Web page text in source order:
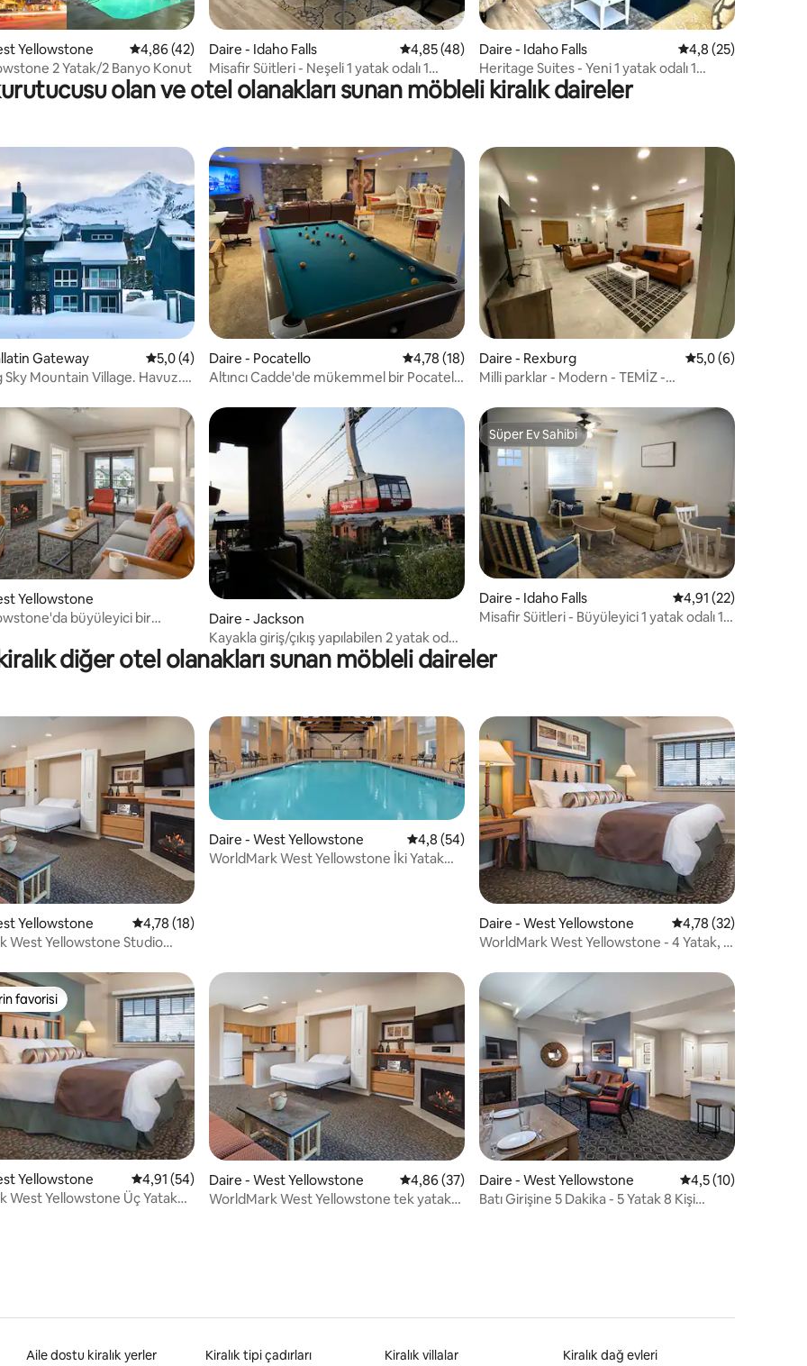
puan, 143 değerlendirme
Yellowstone 5 üzerinden ortalama 4,86 puan, 42 değerlendirme
4,86 (42)
2 Yatak/2 Banyo Konut
Daire - Idaho Falls 5 üzerinden ortalama 4,85 puan, 48 değerlendirme
4,85 (48)
Misafir Süitleri - Neşeli 1 yatak odalı 1
banyolu süit
Daire - Idaho Falls 5 üzerinden
4,8 (25)
Heritage Suites - Yeni 1 yatak odalı 1
banyolu süit.
olan ve otel olanakları sunan möbleli kiralık daireler
puan, 131 değerlendirme
Gateway 5 üzerinden ortalama 5,0 puan, 4 değerlendirme
5,0 (4)
Sky Mountain Village. Havuz.
Daire - Pocatello 5 üzerinden ortalama 4,78 puan, 18 değerlendirme
4,78 (18)
Altıncı Cadde'de mükemmel bir Pocatello
Daire - Rexburg 5 üzerinden
5,0 (6)
Milli parklar - Modern - TEMİZ -
Yellowstone
büyüleyici bir
Daire - Jackson
Kayakla giriş/çıkış yapılabilen 2 yatak odalı
lüks Teton Club Villa
Süper Ev Sahibi
Süper Ev Sahibi
Daire - Idaho Falls 5 üzerinden
4,91 (22)
Misafir Süitleri - Büyüleyici 1 yatak odalı 1
diğer otel olanakları sunan möbleli daireler
puan, 64 değerlendirme
Yellowstone 5 üzerinden ortalama 4,78 puan, 18 değerlendirme
4,78 (18)
West Yellowstone Studio
Daire - West Yellowstone 5 üzerinden ortalama 4,8 puan, 54 değerlendirme
4,8 (54)
WorldMark West Yellowstone İki Yatak
Daire - West Yellowstone 5 üzerinden
4,78 (32)
WorldMark West Yellowstone - 4 Yatak, 6
puan, 13 değerlendirme
favorisi
favorisi
Yellowstone 5 üzerinden ortalama 4,91 puan, 54 değerlendirme
4,91 (54)
West Yellowstone Üç Yatak
Daire - West Yellowstone 5 üzerinden ortalama 4,86 puan, 37 değerlendirme
4,86 (37)
WorldMark West Yellowstone tek yatak
Daire - West Yellowstone 5 üzerinden
4,5 (10)
Batı Girişine 5 Dakika - 5 Yatak 8 Kişi
Aile dostu kiralık yerler
Kiralık tipi çadırları
Kiralık villalar
Kiralık dağ evleri